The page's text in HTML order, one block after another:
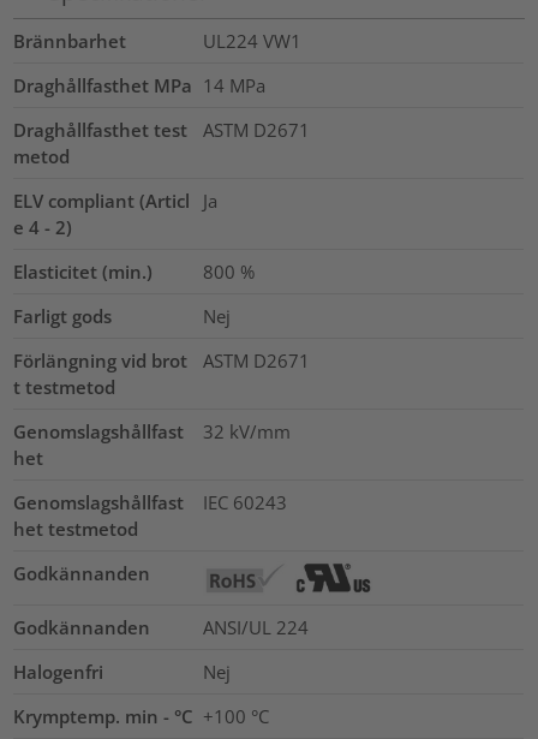
Brännbarhet
UL224 VW1
Draghållfasthet MPa 14 MPa
Draghållfasthet test
metod
ASTM D2671
ELV compliant (Articl
e 4 - 2)
Ja
Elasticitet (min.) 800 %
Farligt gods
Nej
Förlängning vid brot
t testmetod
ASTM D2671
Genomslagshållfast
het
32 kV/mm
Genomslagshållfast
het testmetod
IEC 60243
Godkännanden
Godkännanden
ANSI/UL 224
Halogenfri
Nej
Krymptemp. min - °C +100 °C